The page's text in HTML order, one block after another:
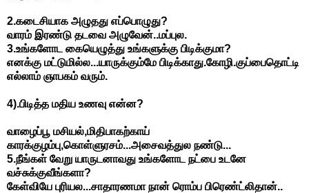
2.கடைசியாக அழுதது எப்பொழுது?
வாரம் இரண்டு தடவை அழுவேன்..மப்புல.
3.உங்களோட கையெழுத்து உங்களுக்கு பிடிக்குமா?
எனக்கு மட்டுமில்ல...யாருக்கும்மே பிடிக்காது.கோழி.குப்பைதொட்டி
எல்லாம் ஞாபகம் வரும்.
4).பிடித்த மதிய உணவு என்ன?
வாழைப்பூ மசியல்,மிதிபாகற்காய்
காரக்குழம்பு,கொள்ளுரசம்...அசைவத்துல நண்டு...
5.நீங்கள் வேறு யாருடனாவது உங்களோட நட்பை உடனே
வச்சுக்குவீங்களா?
கேள்வியே புரியல...சாதாரணமா நான் ரொம்ப பிரெண்ட்லிதான்..